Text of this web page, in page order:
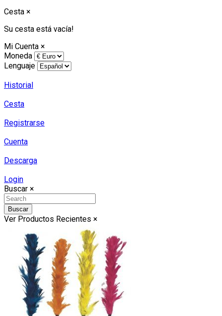
Cesta ×
Su cesta está vacía!
Mi Cuenta ×
Moneda
Lenguaje
Historial
Cesta
Registrarse
Cuenta
Descarga
Login
Buscar ×
Buscar
Ver Productos Recientes ×